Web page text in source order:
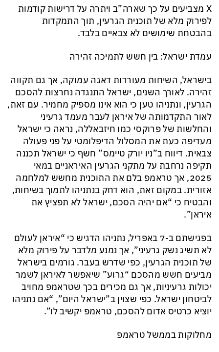
X מצביעים על כך שארה”ב ויתרה על דרישות קודמות
לפירוק מלא של תוכנית הגרעין, תוך התמקדות
בהבטחת שימושים לא צבאיים בלבד.
עמדת ישראל: בין חשש לתמיכה זהירה
בישראל, השיחות מעוררות דאגה עמוקה, אך גם תקווה
זהירה. לאורך השנים, ישראל התנגדה נחרצות להסכם
הגרעין, ונתניהו טען כי הוא אינו מספיק מחמיר. עם זאת,
לאור התקדמותה של איראן לעבר מעמד גרעיני
והחלשות של פרוקסי כמו חיזבאללה, נראה כי ישראל
מעדיפה כעת את המסלול הדיפלומטי על פני פעולה
צבאית. דיווח ב”ניו יורק טיימס” חשף כי ישראל תכננה
תקיפה נרחבת על מתקני הגרעין האיראניים במאי
2025, אך טראמפ בלם את התוכנית מחשש למלחמה
אזורית. במקום זאת, הוא דחק בנתניהו לתמוך בשיחות,
והבטיח כי “אם יהיה הסכם, ישראל לא תפציץ את
איראן”.
בפגישתם ב-7 באפריל, נתניהו הדגיש כי “איראן לעולם
לא תשיג נשק גרעיני”, אך נמנע מלדבר על פירוק מלא
של תוכנית הגרעין, כפי שדרש בעבר. גורמים בישראל
מביעים חשש מהסכם “גרוע” שיאפשר לאיראן לשמר
יכולות גרעיניות, אך גם מכירים בכך שטראמפ מחויב
לביטחון ישראל. כפי שצוין ב”ישראל היום”, “אם נתניהו
יוציא כרטיס אדום להסכם, טראמפ יקשיב לו”.
מחלוקות בממשל טראמפ